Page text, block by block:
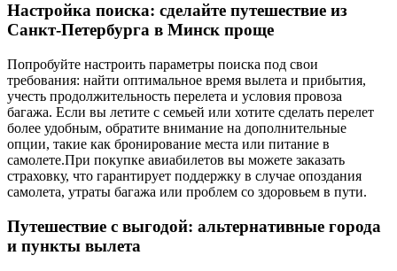
Настройка поиска: сделайте путешествие из
Санкт-Петербурга в Минск проще
Попробуйте настроить параметры поиска под свои
требования: найти оптимальное время вылета и прибытия,
учесть продолжительность перелета и условия провоза
багажа. Если вы летите с семьей или хотите сделать перелет
более удобным, обратите внимание на дополнительные
опции, такие как бронирование места или питание в
самолете.При покупке авиабилетов вы можете заказать
страховку, что гарантирует поддержку в случае опоздания
самолета, утраты багажа или проблем со здоровьем в пути.
Путешествие с выгодой: альтернативные города
и пункты вылета